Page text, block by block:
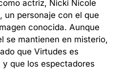
actriz, Nicki Nicole
un personaje con el que
conocida. Aunque
se mantienen en misterio,
que Virtudes es
que los espectadores